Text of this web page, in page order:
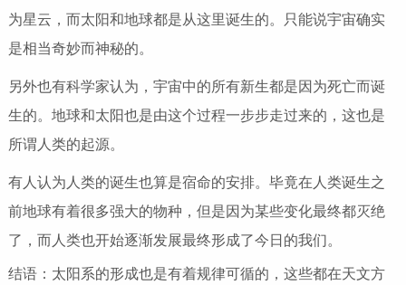
为星云，而太阳和地球都是从这里诞生的。只能说宇宙确实
是相当奇妙而神秘的。
另外也有科学家认为，宇宙中的所有新生都是因为死亡而诞
生的。地球和太阳也是由这个过程一步步走过来的，这也是
所谓人类的起源。
有人认为人类的诞生也算是宿命的安排。毕竟在人类诞生之
前地球有着很多强大的物种，但是因为某些变化最终都灭绝
了，而人类也开始逐渐发展最终形成了今日的我们。
结语：太阳系的形成也是有着规律可循的，这些都在天文方